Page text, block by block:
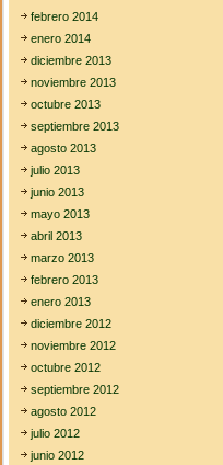
febrero 2014
enero 2014
diciembre 2013
noviembre 2013
octubre 2013
septiembre 2013
agosto 2013
julio 2013
junio 2013
mayo 2013
abril 2013
marzo 2013
febrero 2013
enero 2013
diciembre 2012
noviembre 2012
octubre 2012
septiembre 2012
agosto 2012
julio 2012
junio 2012